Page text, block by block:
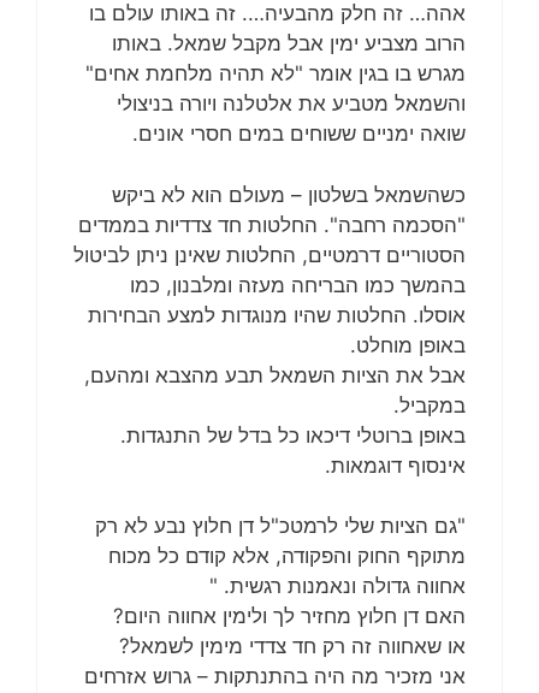
אהה… זה חלק מהבעיה…. זה באותו עולם בו
הרוב מצביע ימין אבל מקבל שמאל. באותו
מגרש בו בגין אומר "לא תהיה מלחמת אחים"
והשמאל מטביע את אלטלנה ויורה בניצולי
שואה ימניים ששוחים במים חסרי אונים.
כשהשמאל בשלטון – מעולם הוא לא ביקש
"הסכמה רחבה". החלטות חד צדדיות בממדים
הסטוריים דרמטיים, החלטות שאינן ניתן לביטול
בהמשך כמו הבריחה מעזה ומלבנון, כמו
אוסלו. החלטות שהיו מנוגדות למצע הבחירות
באופן מוחלט.
אבל את הציות השמאל תבע מהצבא ומהעם,
במקביל.
באופן ברוטלי דיכאו כל בדל של התנגדות.
אינסוף דוגמאות.
"גם הציות שלי לרמטכ"ל דן חלוץ נבע לא רק
מתוקף החוק והפקודה, אלא קודם כל מכוח
אחווה גדולה ונאמנות רגשית. "
האם דן חלוץ מחזיר לך ולימין אחווה היום?
או שאחווה זה רק חד צדדי מימין לשמאל?
אני מזכיר מה היה בהתנתקות – גרוש אזרחים